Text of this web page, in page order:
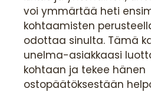
voi ymmärtää heti
kohtaamisten
odottaa sinulta. Tämä
unelma-asiakkaasi
kohtaan ja tekee hänen
ostopäätöksestään